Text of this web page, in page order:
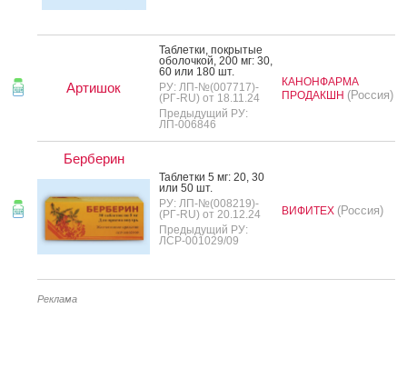
Артишок
Таб­летки, пок­ры­тые
обо­лоч­кой, 200 мг: 30,
60 или 180 шт.
РУ: ЛП-№(007717)-
(РГ-RU) от 18.11.24
Предыдущий РУ:
ЛП-006846
КАНОНФАРМА
ПРОДАКШН (Россия)
Берберин
Таб­летки 5 мг: 20, 30
или 50 шт.
РУ: ЛП-№(008219)-
(РГ-RU) от 20.12.24
Предыдущий РУ:
ЛСР-001029/09
ВИФИТЕХ (Россия)
Реклама